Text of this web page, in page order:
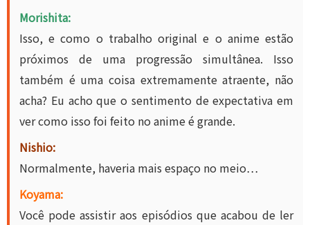
Morishita:
Isso, e como o trabalho original e o anime estão
próximos de uma progressão simultânea. Isso
também é uma coisa extremamente atraente, não
acha? Eu acho que o sentimento de expectativa em
ver como isso foi feito no anime é grande.
Nishio:
Normalmente, haveria mais espaço no meio…
Koyama:
Você pode assistir aos episódios que acabou de ler